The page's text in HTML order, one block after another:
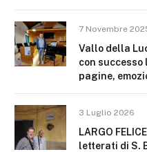
7 Novembre
Vallo della
con
pagine,
3 Luglio 2026
LARGO
letterati di S.